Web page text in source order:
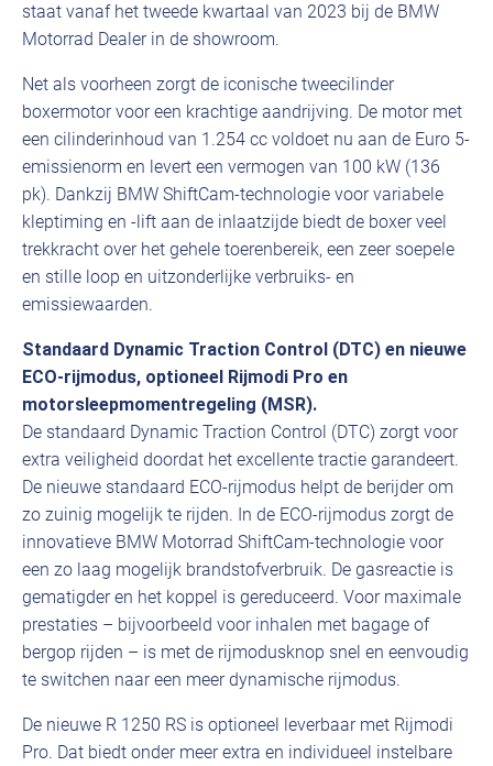
staat vanaf het tweede kwartaal van 2023 bij de BMW
Motorrad Dealer in de showroom.
Net als voorheen zorgt de iconische tweecilinder
boxermotor voor een krachtige aandrijving. De motor met
een cilinderinhoud van 1.254 cc voldoet nu aan de Euro 5-
emissienorm en levert een vermogen van 100 kW (136
pk). Dankzij BMW ShiftCam-technologie voor variabele
kleptiming en -lift aan de inlaatzijde biedt de boxer veel
trekkracht over het gehele toerenbereik, een zeer soepele
en stille loop en uitzonderlijke verbruiks- en
emissiewaarden.
Standaard Dynamic Traction Control (DTC) en nieuwe
ECO-rijmodus, optioneel Rijmodi Pro en
motorsleepmomentregeling (MSR).
De standaard Dynamic Traction Control (DTC) zorgt voor
extra veiligheid doordat het excellente tractie garandeert.
De nieuwe standaard ECO-rijmodus helpt de berijder om
zo zuinig mogelijk te rijden. In de ECO-rijmodus zorgt de
innovatieve BMW Motorrad ShiftCam-technologie voor
een zo laag mogelijk brandstofverbruik. De gasreactie is
gematigder en het koppel is gereduceerd. Voor maximale
prestaties – bijvoorbeeld voor inhalen met bagage of
bergop rijden – is met de rijmodusknop snel en eenvoudig
te switchen naar een meer dynamische rijmodus.
De nieuwe R 1250 RS is optioneel leverbaar met Rijmodi
Pro. Dat biedt onder meer extra en individueel instelbare